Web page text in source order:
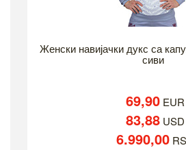
Женски навијачки дукс са
сиви
69,90EUR
83,88USD
6.990,00